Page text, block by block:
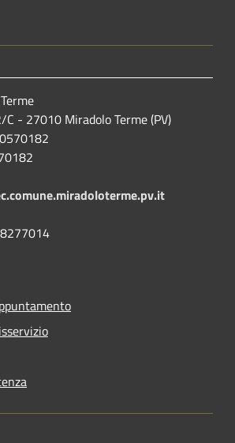
C - 27010 Miradolo Terme (PV)